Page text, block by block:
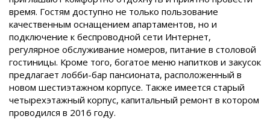
время. Гостям доступно не только пользование
качественным оснащением апартаментов, но и
подключение к беспроводной сети Интернет,
регулярное обслуживание номеров, питание в столовой
гостиницы. Кроме того, богатое меню напитков и закусок
предлагает лобби-бар пансионата, расположенный в
новом шестиэтажном корпусе. Также имеется старый
четырехэтажный корпус, капитальный ремонт в котором
проводился в 2016 году.